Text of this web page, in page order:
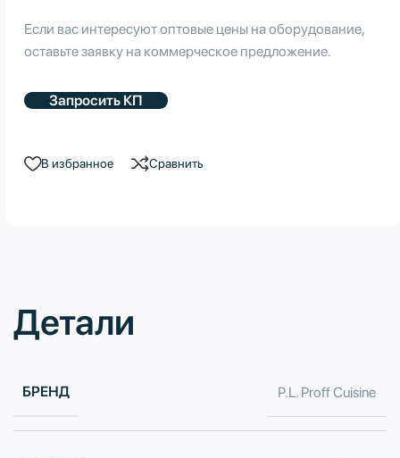
Если вас интересуют оптовые цены на оборудование,
оставьте заявку на коммерческое предложение.
Запросить КП
В избранное Сравнить
Детали
БРЕНД P.L. Proff Cuisine